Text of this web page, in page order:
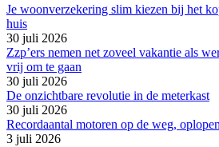
Je woonverzekering slim kiezen bij het
huis
30 juli 2026
Zzp’ers nemen net zoveel vakantie als
vrij om te gaan
30 juli 2026
De onzichtbare revolutie in de meterkast
30 juli 2026
Recordaantal motoren op de weg,
3 juli 2026